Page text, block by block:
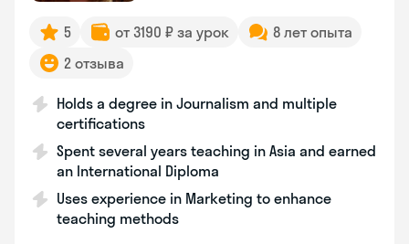
5 от 3190 ₽ за урок
8 лет опыта
2 отзыва
Holds a degree in Journalism and multiple
certifications
Spent several years teaching in Asia and earned
an International Diploma
Uses experience in Marketing to enhance
teaching methods